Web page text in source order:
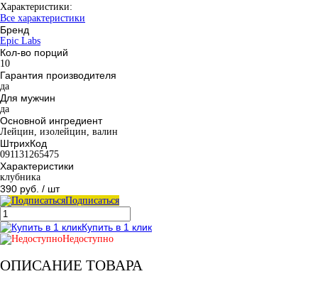
Характеристики:
Все характеристики
Бренд
Epic Labs
Кол-во порций
10
Гарантия производителя
да
Для мужчин
да
Основной ингредиент
Лейцин, изолейцин, валин
ШтрихКод
091131265475
Характеристики
клубника
390 руб. / шт
Подписаться
Купить в 1 клик
Недоступно
ОПИСАНИЕ ТОВАРА